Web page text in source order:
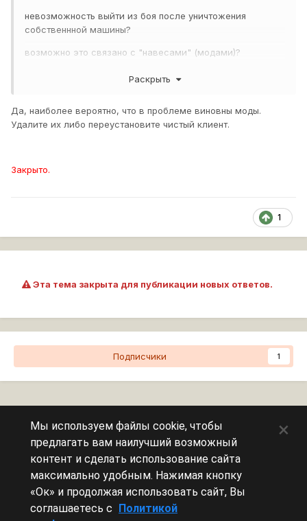
невозможность выйти из боя после уничтожения
собственнной машины?
возможно это связано с "навесами" (модами)?
зарание благодарен
Раскрыть
Да, наиболее вероятно, что в проблеме виновны моды.
Удалите их либо переустановите чистый клиент.
Закрыто.
1
Эта тема закрыта для публикации новых ответов.
Подписчики 1
Сейчас на странице
Эту страницу никто не просматривает.
Мы используем файлы cookie, чтобы
предлагать вам наилучший возможный
контент и сделать использование сайта
максимально удобным. Нажимая кнопку
«Ок» и продолжая использовать сайт, Вы
соглашаетесь с Политикой
×